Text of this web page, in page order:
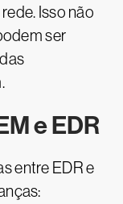
Isso não
ser
e EDR
entre EDR e